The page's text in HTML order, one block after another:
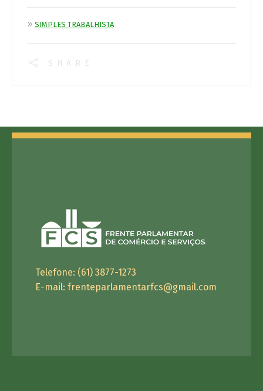
» SIMPLES TRABALHISTA
SHARE
Telefone: (61) 3877-1273
E-mail: frenteparlamentarfcs@gmail.com